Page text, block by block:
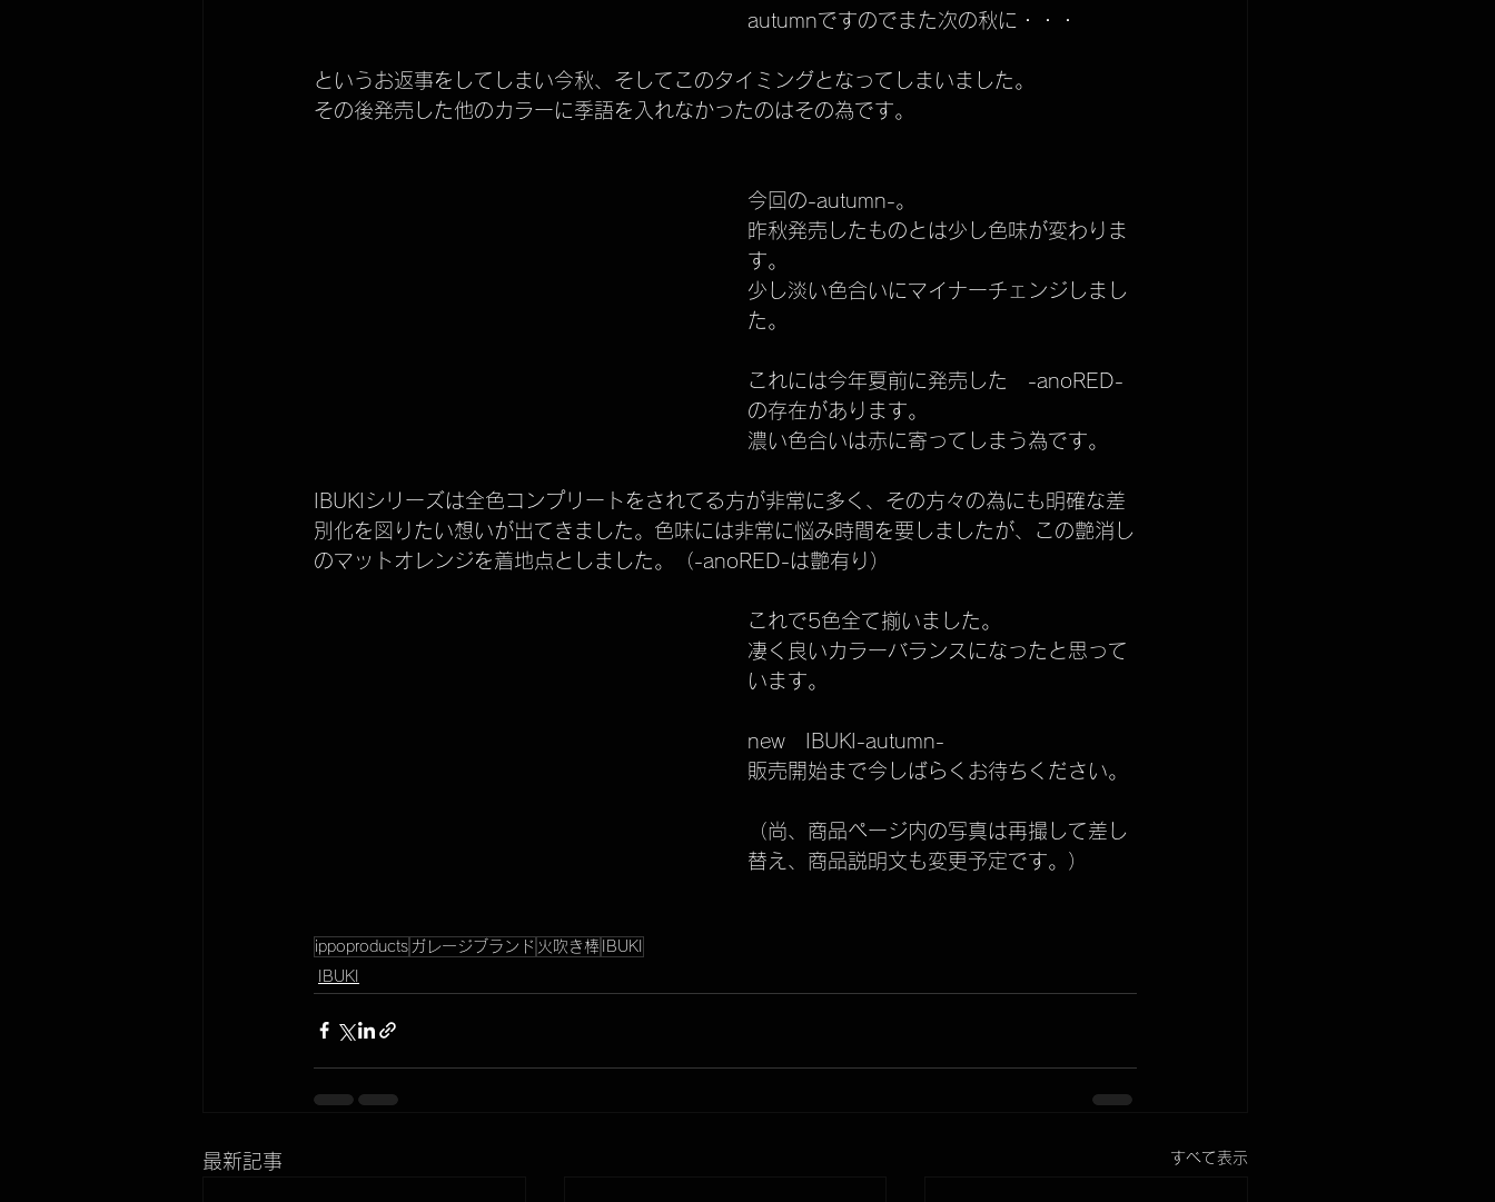
autumnですのでまた次の秋に・・・
というお返事をしてしまい今秋、そしてこのタイミングとなってしまいました。
その後発売した他のカラーに季語を入れなかったのはその為です。
今回の-autumn-。
昨秋発売したものとは少し色味が変わりま
す。
少し淡い色合いにマイナーチェンジしまし
た。
これには今年夏前に発売した　-anoRED-
の存在があります。
濃い色合いは赤に寄ってしまう為です。
IBUKIシリーズは全色コンプリートをされてる方が非常に多く、その方々の為にも明確な差
別化を図りたい想いが出てきました。色味には非常に悩み時間を要しましたが、この艶消し
のマットオレンジを着地点としました。（-anoRED-は艶有り）
これで5色全て揃いました。
凄く良いカラーバランスになったと思って
います。
new　IBUKI-autumn-
販売開始まで今しばらくお待ちください。
（尚、商品ページ内の写真は再撮して差し
替え、商品説明文も変更予定です。）
ippoproducts ガレージブランド 火吹き棒
IBUKI
IBUKI
最新記事 すべて表示